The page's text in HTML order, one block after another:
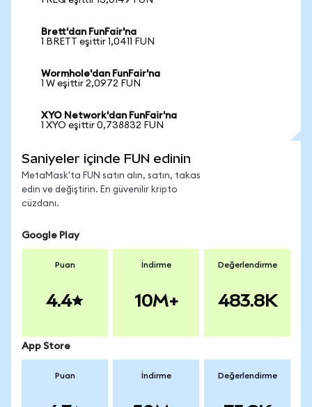
Brett'dan FunFair'na
1 BRETT eşittir 1,0411 FUN
Wormhole'dan FunFair'na
1 W eşittir 2,0972 FUN
XYO Network'dan FunFair'na
1 XYO eşittir 0,738832 FUN
Saniyeler içinde FUN edinin
MetaMask'ta FUN satın alın, satın, takas
edin ve değiştirin. En güvenilir kripto
cüzdanı.
Google Play
Puan
4.4
İndirme
10M+
Değerlendirme
483.8K
App Store
Puan İndirme Değerlendirme